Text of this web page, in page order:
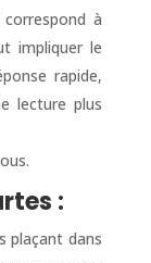
à
impliquer le
rapide,
lecture plus
:
plaçant dans